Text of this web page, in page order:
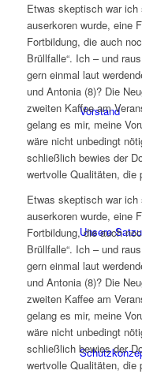
Vorstand
Unsere
Etwas skeptisch war
auserkoren wurde, eine
Fortbildung, die auch
Brüllfalle“. Ich – und
gern einmal laut
und Antonia (8)? Die
zweiten Kaffee am
gelang es mir, meine
wäre nicht unbedingt
schließlich bewies der
wertvolle Qualitäten,
Etwas skeptisch war
auserkoren wurde, eine
Fortbildung, die auch
Brüllfalle“. Ich – und
gern einmal laut
und Antonia (8)? Die
zweiten Kaffee am
gelang es mir, meine
wäre nicht unbedingt
schließlich bewies der
wertvolle Qualitäten,